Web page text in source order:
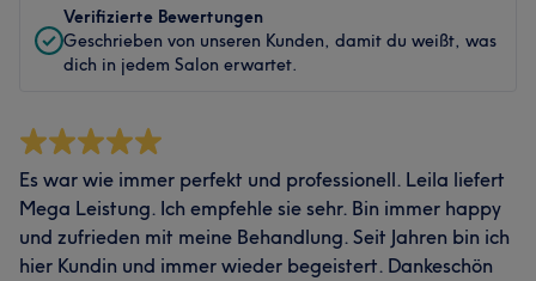
Verifizierte Bewertungen
Geschrieben von unseren Kunden, damit du weißt, was
dich in jedem Salon erwartet.
Es war wie immer perfekt und professionell. Leila liefert
Mega Leistung. Ich empfehle sie sehr. Bin immer happy
und zufrieden mit meine Behandlung. Seit Jahren bin ich
hier Kundin und immer wieder begeistert. Dankeschön